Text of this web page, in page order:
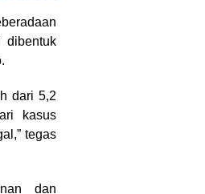
dibentuk
dari 5,2
kasus
tegas
dan